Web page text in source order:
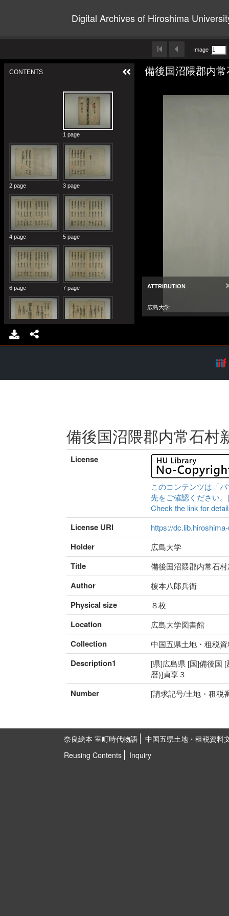
Digital Archives of Hiroshima
備後国沼隈郡内常石村
License
このコンテンツは「
先をご確認ください
Check the link for
License URI https://
Holder 広島大学
Title 備後国沼隈郡内常石
Author 榎本八郎兵衛
Physical size ８枚
Location 広島大学図書館
Collection 中国五県土地・租税
Description1
[県]広島県 [国]備後国
暦)]貞享３
Number [請求記号/土地・租税
奈良絵本 室町時代物語
中国五県土地・租税資料
Reusing Contents
Inquiry